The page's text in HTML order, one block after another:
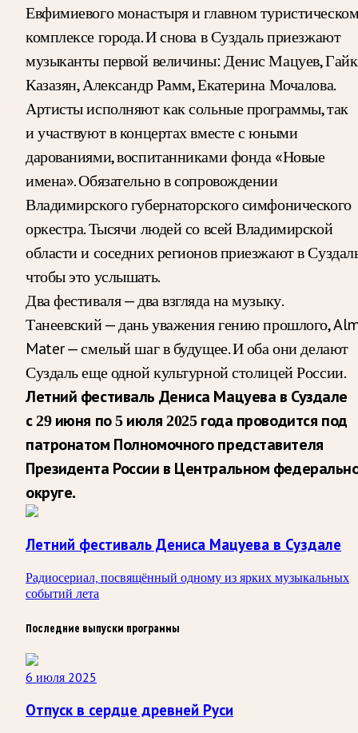
Евфимиевого монастыря и главном
комплексе города. И снова в Суздаль приезжают
музыканты первой величины: Денис Мацуев, Гайк
Казазян, Александр Рамм, Екатерина Мочалова.
Артисты исполняют как сольные программы, так
и участвуют в концертах вместе с юными
дарованиями, воспитанниками фонда «Новые
имена». Обязательно в сопровождении
Владимирского губернаторского симфонического
оркестра. Тысячи людей со всей Владимирской
области и соседних регионов приезжают в
чтобы это услышать.
Два фестиваля — два взгляда на музыку.
Танеевский — дань уважения гению прошлого,
Mater — смелый шаг в будущее. И оба они делают
Суздаль еще одной культурной столицей России.
Летний фестиваль Дениса Мацуева в Суздале
с 29 июня по 5 июля 2025 года проводится под
патронатом Полномочного представителя
Президента России в Центральном
округе.
Летний фестиваль Дениса Мацуева в Суздале
Радиосериал, посвящённый одному из ярких музыкальных
событий лета
Последние выпуски программы
6 июля 2025
Отпуск в сердце древней Руси